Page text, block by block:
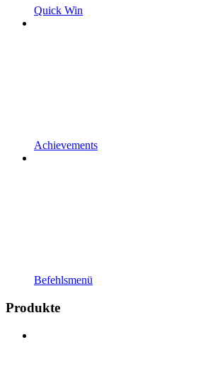
Quick Win
Achievements
Befehlsmenü
Produkte